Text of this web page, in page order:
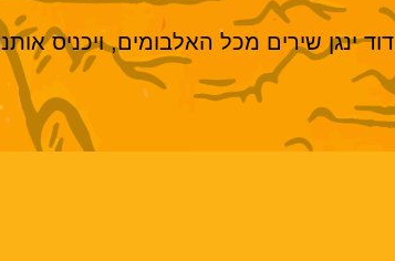
דוד ינגן שירים מכל האלבומים, ויכניס